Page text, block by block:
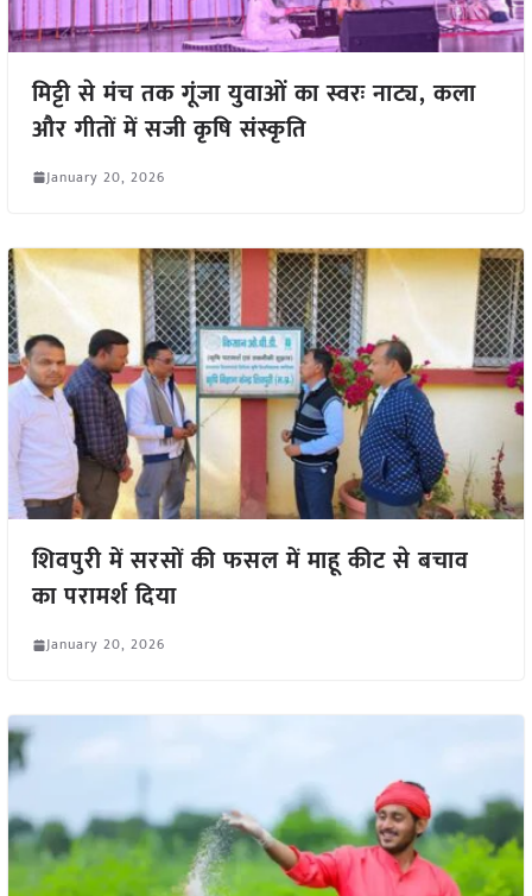
मिट्टी से मंच तक गूंजा युवाओं का स्वरः नाट्य, कला
और गीतों में सजी कृषि संस्कृति
January 20, 2026
शिवपुरी में सरसों की फसल में माहू कीट से बचाव
का परामर्श दिया
January 20, 2026